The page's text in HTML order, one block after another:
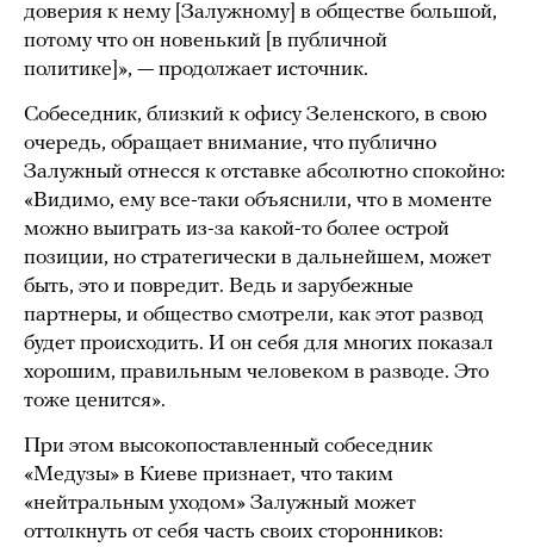
доверия к нему [Залужному] в обществе большой,
потому что он новенький [в публичной
политике]», — продолжает источник.
Собеседник, близкий к офису Зеленского, в свою
очередь, обращает внимание, что публично
Залужный отнесся к отставке абсолютно спокойно:
«Видимо, ему все-таки объяснили, что в моменте
можно выиграть из-за какой-то более острой
позиции, но стратегически в дальнейшем, может
быть, это и повредит. Ведь и зарубежные
партнеры, и общество смотрели, как этот развод
будет происходить. И он себя для многих показал
хорошим, правильным человеком в разводе. Это
тоже ценится».
При этом высокопоставленный собеседник
«Медузы» в Киеве признает, что таким
«нейтральным уходом» Залужный может
оттолкнуть от себя часть своих сторонников: